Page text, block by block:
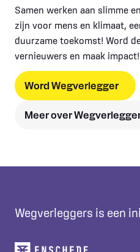
Samen werken aan slimme
zijn voor mens en klimaat,
duurzame toekomst! Word
vernieuwers en maak impact!
Word Wegverlegger
Meer over
Wegverleggers is een